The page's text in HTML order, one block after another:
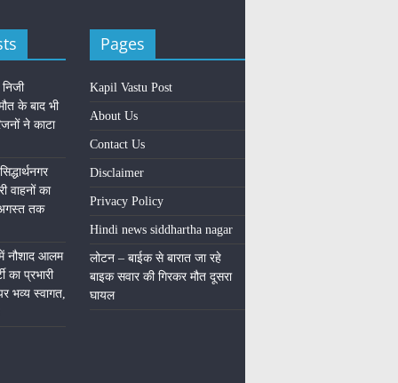
के बाद भी
ने काटा
वाहनों का
तक
नौशाद आलम
का प्रभारी
भव्य स्वागत,
Pages
Kapil Vastu Post
About Us
Contact Us
Disclaimer
Privacy Policy
Hindi news siddhartha nagar
लोटन – बाईक से बारात जा रहे
बाइक सवार की गिरकर मौत दूसरा
घायल